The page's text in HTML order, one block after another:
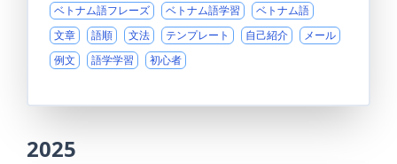
ベトナム語フレーズ ベトナム語学習
ベトナム語
文章
語順 文法 テンプレート 自己紹介
メール
例文
語学学習 初心者
2025